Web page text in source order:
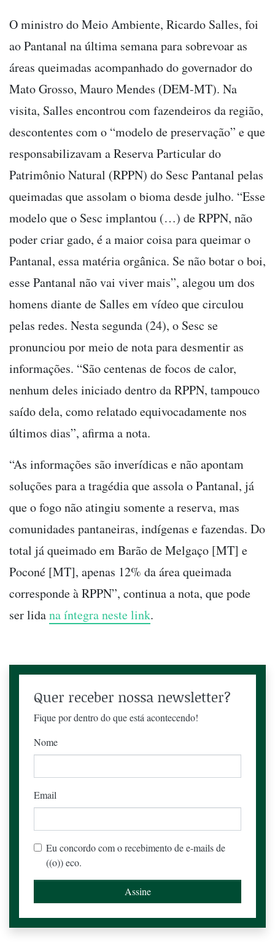
O ministro do Meio Ambiente, Ricardo Salles, foi
ao Pantanal na última semana para sobrevoar as
áreas queimadas acompanhado do governador do
Mato Grosso, Mauro Mendes (DEM-MT). Na
visita, Salles encontrou com fazendeiros da região,
descontentes com o “modelo de preservação” e que
responsabilizavam a Reserva Particular do
Patrimônio Natural (RPPN) do Sesc Pantanal pelas
queimadas que assolam o bioma desde julho. “Esse
modelo que o Sesc implantou (…) de RPPN, não
poder criar gado, é a maior coisa para queimar o
Pantanal, essa matéria orgânica. Se não botar o boi,
esse Pantanal não vai viver mais”, alegou um dos
homens diante de Salles em vídeo que circulou
pelas redes. Nesta segunda (24), o Sesc se
pronunciou por meio de nota para desmentir as
informações. “São centenas de focos de calor,
nenhum deles iniciado dentro da RPPN, tampouco
saído dela, como relatado equivocadamente nos
últimos dias”, afirma a nota.
“As informações são inverídicas e não apontam
soluções para a tragédia que assola o Pantanal, já
que o fogo não atingiu somente a reserva, mas
comunidades pantaneiras, indígenas e fazendas. Do
total já queimado em Barão de Melgaço [MT] e
Poconé [MT], apenas 12% da área queimada
corresponde à RPPN”, continua a nota, que pode
ser lidana íntegra neste link.
Quer receber nossa newsletter?
Fique por dentro do que está acontecendo!
Nome
Email
Eu concordo com o recebimento de e-mails de
((o)) eco.